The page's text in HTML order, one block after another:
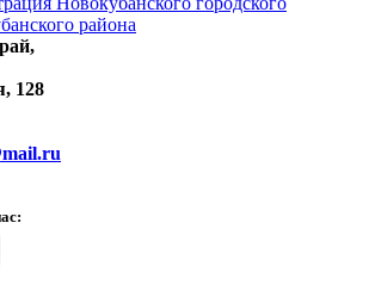
района
128